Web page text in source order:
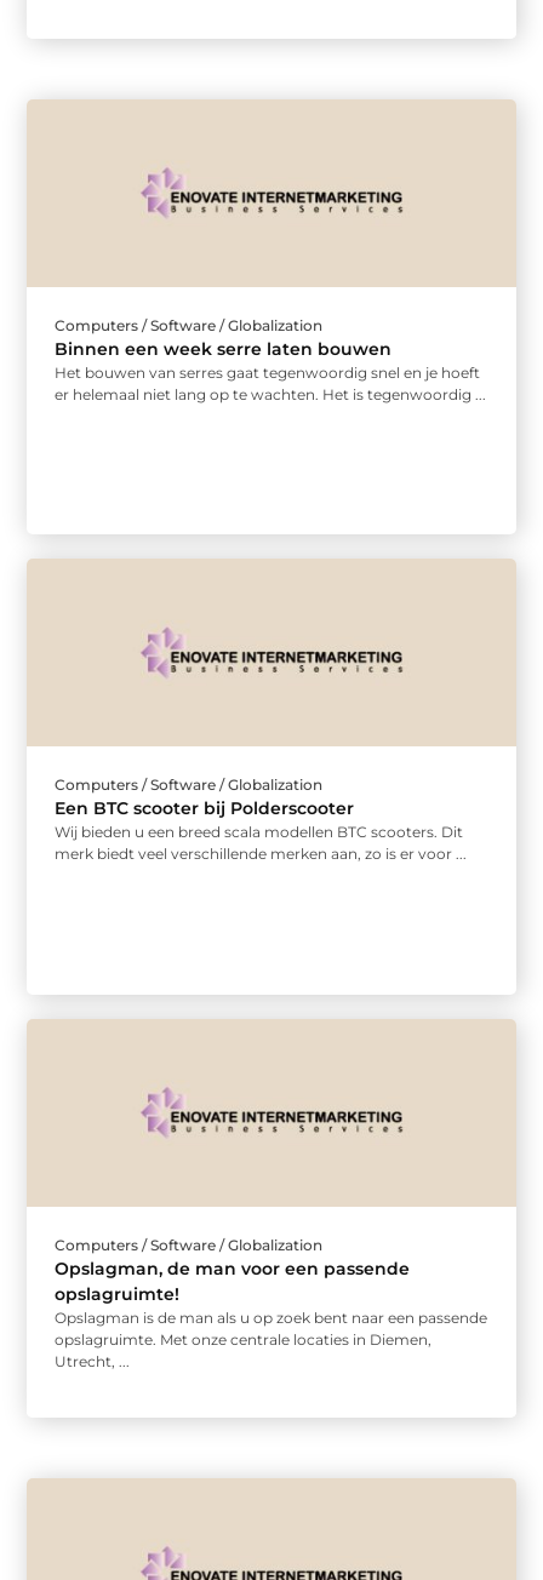
Computers / Software / Globalization
Binnen een week serre laten bouwen
Het bouwen van serres gaat tegenwoordig snel en je hoeft
er helemaal niet lang op te wachten. Het is tegenwoordig ...
Computers / Software / Globalization
Een BTC scooter bij Polderscooter
Wij bieden u een breed scala modellen BTC scooters. Dit
merk biedt veel verschillende merken aan, zo is er voor ...
Computers / Software / Globalization
Opslagman, de man voor een passende
opslagruimte!
Opslagman is de man als u op zoek bent naar een passende
opslagruimte. Met onze centrale locaties in Diemen,
Utrecht, ...